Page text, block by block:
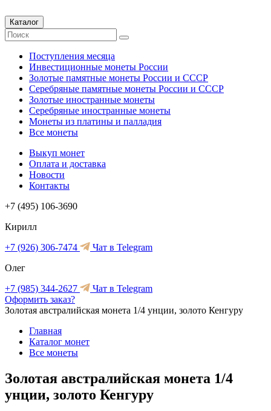
Каталог
Поступления месяца
Инвестиционные монеты России
Золотые памятные монеты России и СССР
Серебряные памятные монеты России и СССР
Золотые иностранные монеты
Серебряные иностранные монеты
Монеты из платины и палладия
Все монеты
Выкуп монет
Оплата и доставка
Новости
Контакты
+7 (495) 106-3690
Кирилл
+7 (926) 306-7474
Чат в Telegram
Олег
+7 (985) 344-2627
Чат в Telegram
Оформить заказ?
Золотая австралийская монета 1/4 унции, золото Кенгуру
Главная
Каталог монет
Все монеты
Золотая австралийская монета 1/4
унции, золото Кенгуру